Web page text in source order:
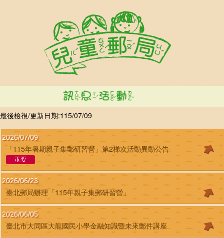
最後檢視/更新日期:115/07/09
2026/07/09
「115年暑期親子集郵研習營」第2梯次活動異動公告
2026/06/23
臺北郵局辦理「115年親子集郵研習營」
2026/06/05
臺北市大同區大龍國民小學金融知識暨未來郵件講座